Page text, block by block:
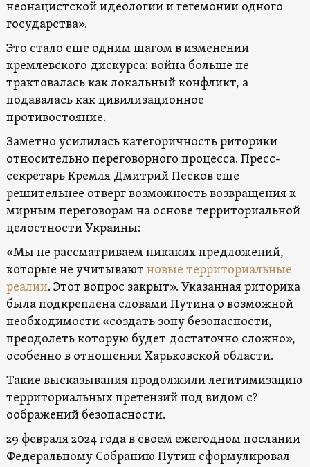
неонацистской идеологии и гегемонии одного
государства».
Это стало еще одним шагом в изменении
кремлевского дискурса: война больше не
трактовалась как локальный конфликт, а
подавалась как цивилизационное
противостояние.
Заметно усилилась категоричность риторики
относительно переговорного процесса. Пресс-
секретарь Кремля Дмитрий Песков еще
решительнее отверг возможность возвращения к
мирным переговорам на основе территориальной
целостности Украины:
«Мы не рассматриваем никаких предложений,
которые не учитывают новые территориальные
реалии. Этот вопрос закрыт». Указанная риторика
была подкреплена словами Путина о возможной
необходимости «создать зону безопасности,
преодолеть которую будет достаточно сложно»,
особенно в отношении Харьковской области.
Такие высказывания продолжили легитимизацию
территориальных претензий под видом с?
оображений безопасности.
29 февраля 2024 года в своем ежегодном послании
Федеральному Собранию Путин сформулировал